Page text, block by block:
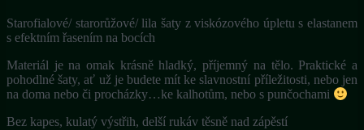
Starofialové/ starorůžové/ lila šaty z viskózového úpletu s elastanem
s efektním řasením na bocích
Materiál je na omak krásně hladký, příjemný na tělo. Praktické a
pohodlné šaty, ať už je budete mít ke slavnostní příležitosti, nebo jen
na doma nebo či procházky…ke kalhotům, nebo s punčochami
Bez kapes, kulatý výstřih, delší rukáv těsně nad zápěstí